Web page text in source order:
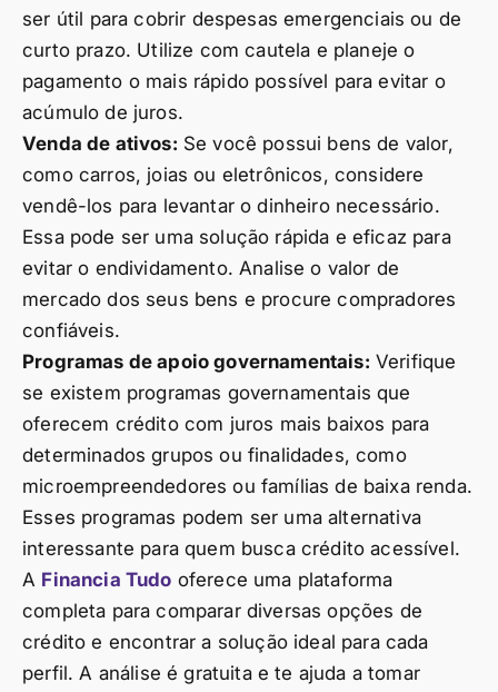
ser útil para cobrir despesas emergenciais ou de
curto prazo. Utilize com cautela e planeje o
pagamento o mais rápido possível para evitar o
acúmulo de juros.
Venda de ativos: Se você possui bens de valor,
como carros, joias ou eletrônicos, considere
vendê-los para levantar o dinheiro necessário.
Essa pode ser uma solução rápida e eficaz para
evitar o endividamento. Analise o valor de
mercado dos seus bens e procure compradores
confiáveis.
Programas de apoio governamentais: Verifique
se existem programas governamentais que
oferecem crédito com juros mais baixos para
determinados grupos ou finalidades, como
microempreendedores ou famílias de baixa renda.
Esses programas podem ser uma alternativa
interessante para quem busca crédito acessível.
A Financia Tudo oferece uma plataforma
completa para comparar diversas opções de
crédito e encontrar a solução ideal para cada
perfil. A análise é gratuita e te ajuda a tomar